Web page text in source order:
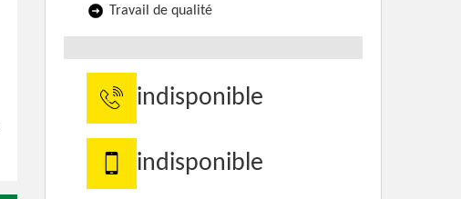
Travail de qualité
indisponible
indisponible